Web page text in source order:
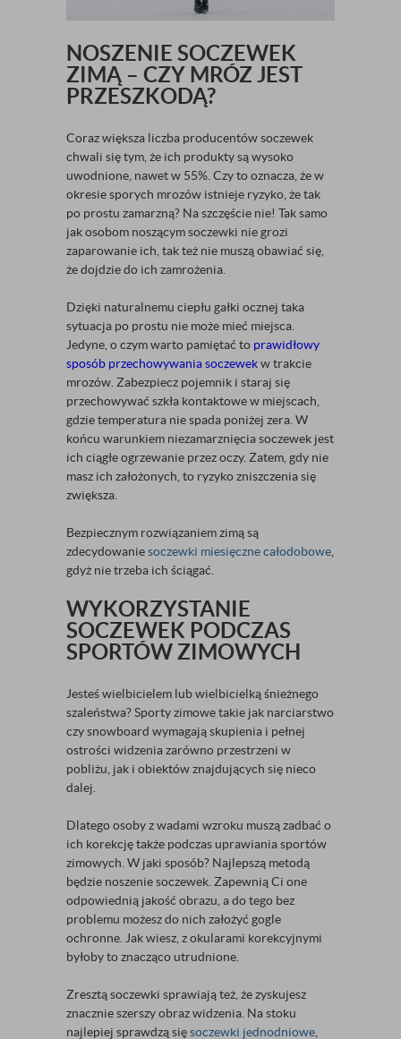
NOSZENIE SOCZEWEK
ZIMĄ – CZY MRÓZ JEST
PRZESZKODĄ?
Coraz większa liczba producentów soczewek
chwali się tym, że ich produkty są wysoko
uwodnione, nawet w 55%. Czy to oznacza, że w
okresie sporych mrozów istnieje ryzyko, że tak
po prostu zamarzną? Na szczęście nie! Tak samo
jak osobom noszącym soczewki nie grozi
zaparowanie ich, tak też nie muszą obawiać się,
że dojdzie do ich zamrożenia.
Dzięki naturalnemu ciepłu gałki ocznej taka
sytuacja po prostu nie może mieć miejsca.
Jedyne, o czym warto pamiętać to prawidłowy
sposób przechowywania soczewekw trakcie
mrozów. Zabezpiecz pojemnik i staraj się
przechowywać szkła kontaktowe w miejscach,
gdzie temperatura nie spada poniżej zera. W
końcu warunkiem niezamarznięcia soczewek jest
ich ciągłe ogrzewanie przez oczy. Zatem, gdy nie
masz ich założonych, to ryzyko zniszczenia się
zwiększa.
Bezpiecznym rozwiązaniem zimą są
zdecydowaniesoczewki miesięczne całodobowe
gdyż nie trzeba ich ściągać.
WYKORZYSTANIE
SOCZEWEK PODCZAS
SPORTÓW ZIMOWYCH
Jesteś wielbicielem lub wielbicielką śnieżnego
szaleństwa? Sporty zimowe takie jak narciarstwo
czy snowboard wymagają skupienia i pełnej
ostrości widzenia zarówno przestrzeni w
pobliżu, jak i obiektów znajdujących się nieco
dalej.
Dlatego osoby z wadami wzroku muszą zadbać o
ich korekcję także podczas uprawiania sportów
zimowych. W jaki sposób? Najlepszą metodą
będzie noszenie soczewek. Zapewnią Ci one
odpowiednią jakość obrazu, a do tego bez
problemu możesz do nich założyć gogle
ochronne. Jak wiesz, z okularami korekcyjnymi
byłoby to znacząco utrudnione.
Zresztą soczewki sprawiają też, że zyskujesz
znacznie szerszy obraz widzenia. Na stoku
najlepiej sprawdzą sięsoczewki jednodniowe